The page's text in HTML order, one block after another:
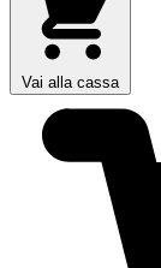
Vai alla cassa